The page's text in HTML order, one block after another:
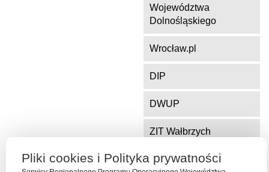
Województwa
Dolnośląskiego
Wrocław.pl
DIP
DWUP
ZIT Wałbrzych
ZIT Jelenia Góra
Pliki cookies i Polityka prywatności